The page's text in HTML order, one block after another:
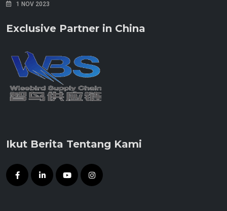
1 NOV 2023
Exclusive Partner in China
Ikut Berita Tentang Kami